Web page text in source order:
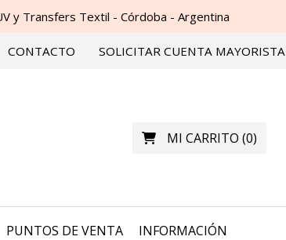
y Transfers Textil - Córdoba - Argentina
CONTACTO SOLICITAR CUENTA MAYORISTA
MI CARRITO (0)
PUNTOS DE VENTA INFORMACIÓN